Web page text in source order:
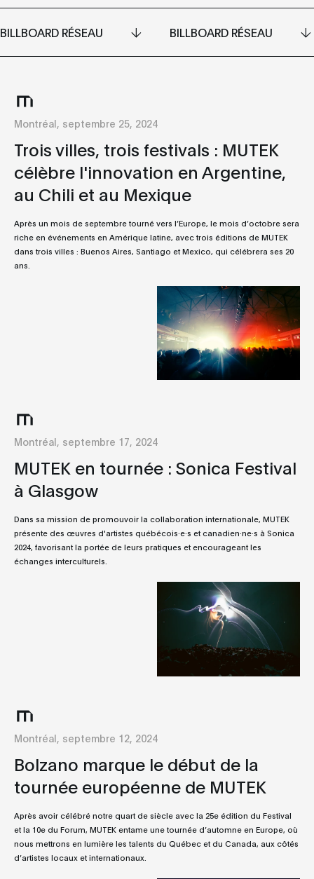
BILLBOARD RÉSEAU BILLBOARD RÉSEAU
Montréal, septembre 25, 2024
Trois villes, trois festivals : MUTEK
célèbre l'innovation en Argentine,
au Chili et au Mexique
Après un mois de septembre tourné vers l’Europe, le mois d’octobre sera
riche en événements en Amérique latine, avec trois éditions de MUTEK
dans trois villes : Buenos Aires, Santiago et Mexico, qui célébrera ses 20
ans.
Montréal, septembre 17, 2024
MUTEK en tournée : Sonica Festival
à Glasgow
Dans sa mission de promouvoir la collaboration internationale, MUTEK
présente des œuvres d'artistes québécois·e·s et canadien·ne·s à Sonica
2024, favorisant la portée de leurs pratiques et encourageant les
échanges interculturels.
Montréal, septembre 12, 2024
Bolzano marque le début de la
tournée européenne de MUTEK
Après avoir célébré notre quart de siècle avec la 25e édition du Festival
et la 10e du Forum, MUTEK entame une tournée d’automne en Europe, où
nous mettrons en lumière les talents du Québec et du Canada, aux côtés
d’artistes locaux et internationaux.